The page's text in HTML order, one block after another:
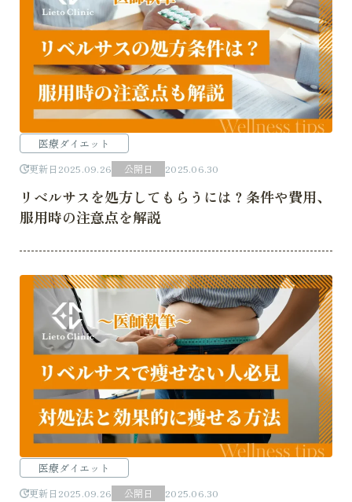
医療ダイエット
更新日 2025.09.26 公開日 2025.06.30
リベルサスを処方してもらうには？条件や費用、
服用時の注意点を解説
医療ダイエット
更新日 2025.09.26 公開日 2025.06.30